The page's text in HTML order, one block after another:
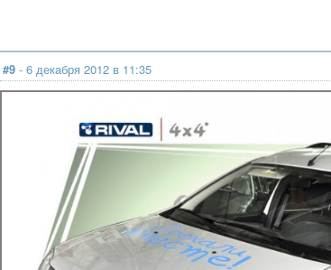
#9 - 6 декабря 2012 в 11:35